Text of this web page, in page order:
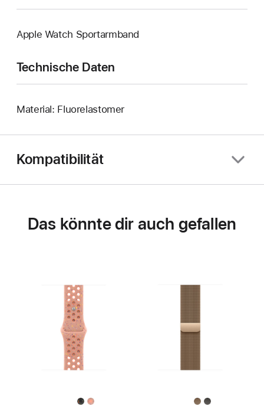
Apple Watch Sportarmband
Technische Daten
Material: Fluorelastomer
Kompatibilität
Das könnte dir auch gefallen